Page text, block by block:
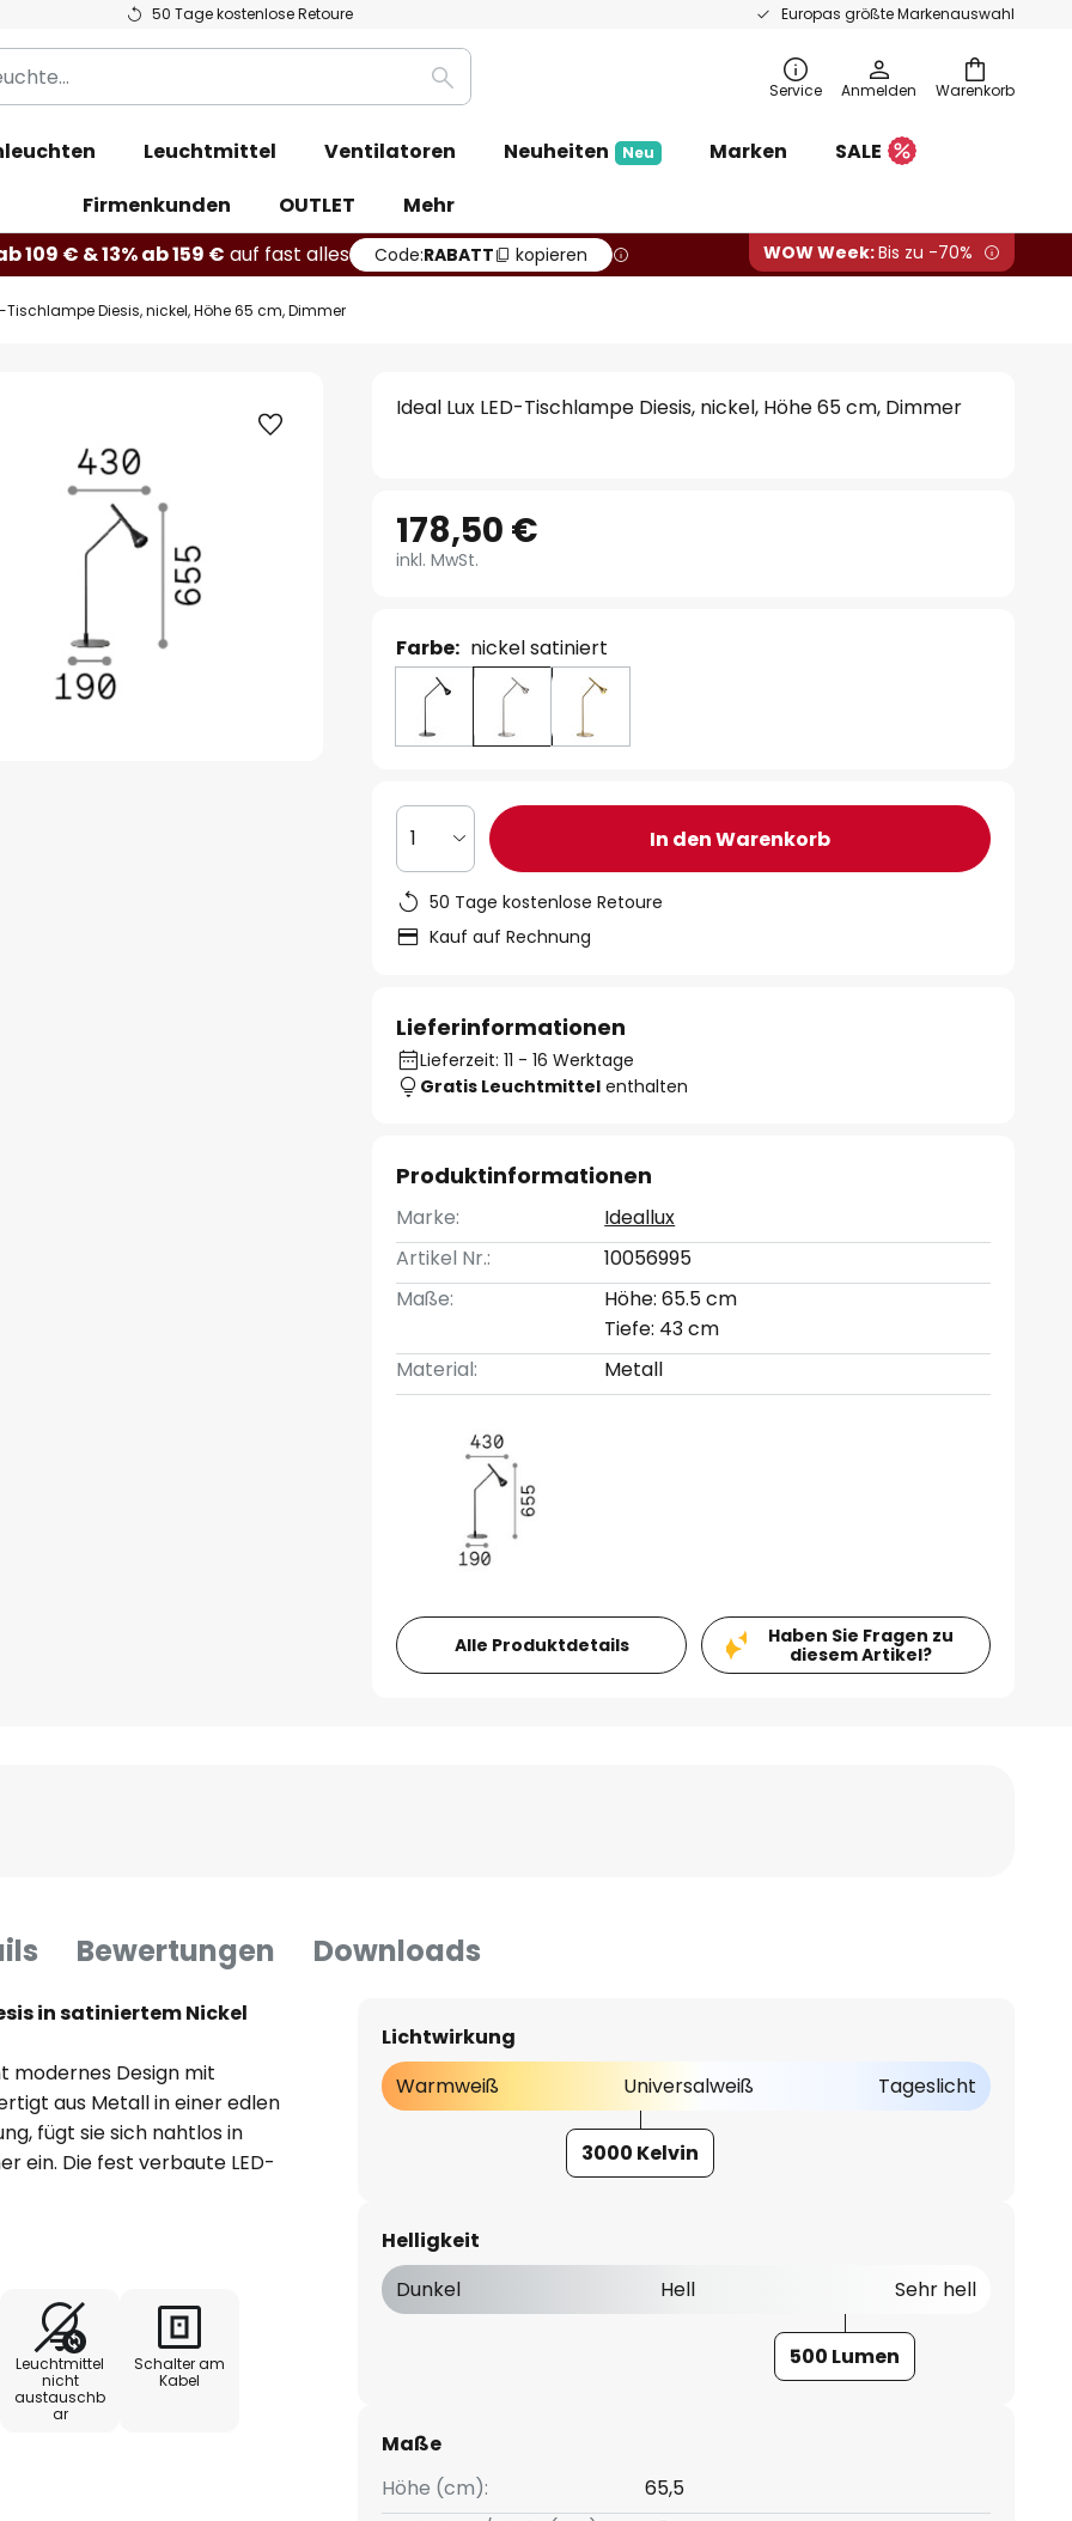
50 Tage kostenlose Retoure Europas größte Markenauswahl
Warenkorb
Suche Service Anmelden
Leuchtmittel Ventilatoren Neuheiten Neu Marken
SALE
Firmenkunden
OUTLET
Mehr
109 € & 13% ab 159 € auf fast alles Code:RABATT kopieren WOW Week:Bis zu -70%
Tischlampe Diesis, nickel, Höhe 65 cm, Dimmer
Ideal Lux LED-Tischlampe Diesis, nickel, Höhe 65 cm, Dimmer
178,50 €
inkl. MwSt.
Farbe: nickel satiniert
1 In den Warenkorb
50 Tage kostenlose Retoure
Kauf auf Rechnung
Lieferinformationen
Lieferzeit: 11 - 16 Werktage
Gratis Leuchtmittel enthalten
Produktinformationen
Marke:
Ideallux
Artikel Nr.:
10056995
Maße:
Höhe: 65.5 cm
Tiefe: 43 cm
Material:
Metall
Alle Produktdetails
Haben Sie Fragen zu
diesem Artikel?
Bewertungen Downloads
in satiniertem Nickel
modernes Design mit
aus Metall in einer edlen
fügt sie sich nahtlos in
ein. Die fest verbaute LED-
Ausleuchtung und eine
authentisch und klar
über den enthaltenen
flexible Anpassung der
und Anforderungen.
Wahl für alle, die Wert auf
Leuchtmittel
nicht
austauschb
ar
Schalter am
Kabel
Lichtwirkung
Warmweiß
Universalweiß Tageslicht
3000 Kelvin
Helligkeit
Dunkel
Hell Sehr hell
500 Lumen
Maße
Höhe (cm):
65,5